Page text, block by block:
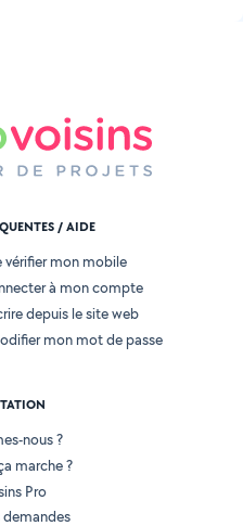
/ AIDE
vérifier mon mobile
à mon compte
depuis le site web
mon mot de passe
nous ?
marche ?
Pro
demandes